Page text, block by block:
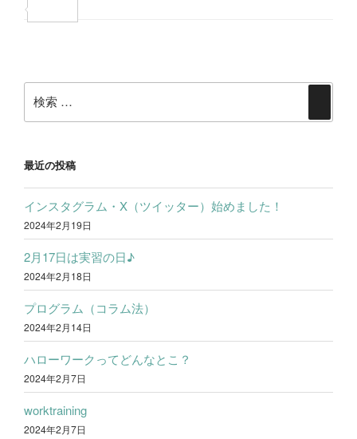
e
o
i
e
i
ナ
ビ
ー
シ
ョ
ン
索:
索
最近の投稿
インスタグラム・X（ツイッター）始めました！
2024年2月19日
2月17日は実習の日♪
2024年2月18日
プログラム（コラム法）
2024年2月14日
ハローワークってどんなとこ？
2024年2月7日
worktraining
2024年2月7日